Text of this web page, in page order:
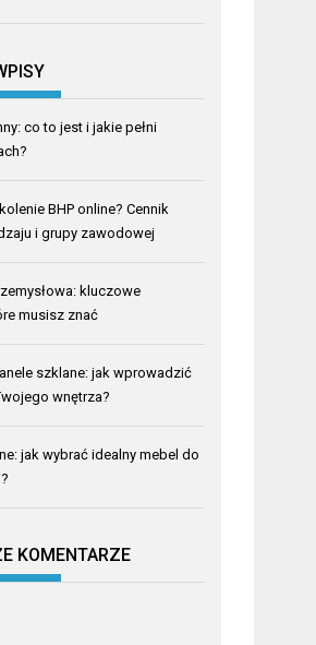
co to jest i jakie pełni
BHP online? Cennik
i grupy zawodowej
kluczowe
musisz znać
szklane: jak wprowadzić
wnętrza?
jak wybrać idealny mebel do
KOMENTARZE